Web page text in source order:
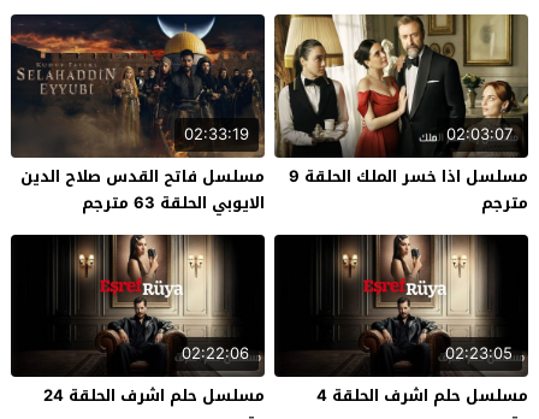
02:03:07
مسلسل اذا خسر الملك الحلقة 9
مترجم
02:33:19
مسلسل فاتح القدس صلاح الدين
الايوبي الحلقة 63 مترجم
02:23:05
مسلسل حلم اشرف الحلقة 4
02:22:06
مسلسل حلم اشرف الحلقة 24